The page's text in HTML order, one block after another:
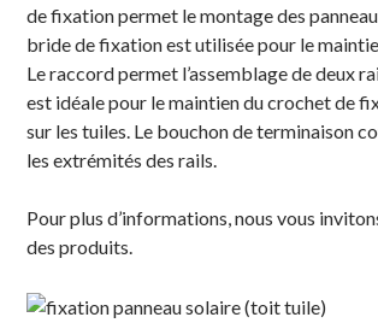
de fixation permet le montage des
bride de fixation est utilisée pour le
Le raccord permet l’assemblage de deux
est idéale pour le maintien du crochet de
sur les tuiles. Le bouchon de terminaison
les extrémités des rails.
Pour plus d’informations, nous vous
des produits.